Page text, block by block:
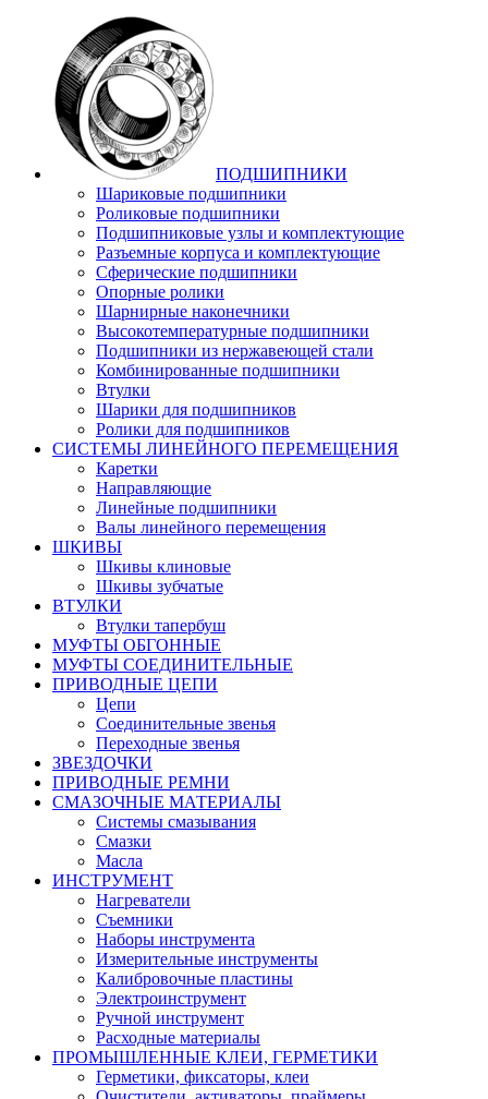
ПОДШИПНИКИ
Шариковые подшипники
Роликовые подшипники
Подшипниковые узлы и комплектующие
Разъемные корпуса и комплектующие
Сферические подшипники
Опорные ролики
Шарнирные наконечники
Высокотемпературные подшипники
Подшипники из нержавеющей стали
Комбинированные подшипники
Втулки
Шарики для подшипников
Ролики для подшипников
СИСТЕМЫ ЛИНЕЙНОГО ПЕРЕМЕЩЕНИЯ
Каретки
Направляющие
Линейные подшипники
Валы линейного перемещения
ШКИВЫ
Шкивы клиновые
Шкивы зубчатые
ВТУЛКИ
Втулки тапербуш
МУФТЫ ОБГОННЫЕ
МУФТЫ СОЕДИНИТЕЛЬНЫЕ
ПРИВОДНЫЕ ЦЕПИ
Цепи
Соединительные звенья
Переходные звенья
ЗВЕЗДОЧКИ
ПРИВОДНЫЕ РЕМНИ
СМАЗОЧНЫЕ МАТЕРИАЛЫ
Системы смазывания
Смазки
Масла
ИНСТРУМЕНТ
Нагреватели
Съемники
Наборы инструмента
Измерительные инструменты
Калибровочные пластины
Электроинструмент
Ручной инструмент
Расходные материалы
ПРОМЫШЛЕННЫЕ КЛЕИ, ГЕРМЕТИКИ
Герметики, фиксаторы, клеи